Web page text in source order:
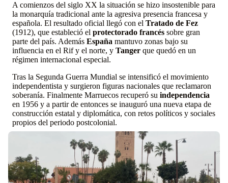
A comienzos del siglo XX la situación se hizo insostenible para
la monarquía tradicional ante la agresiva presencia francesa y
española. El resultado oficial llegó con el Tratado de Fez
(1912), que estableció el protectorado francés sobre gran
parte del país. Además España mantuvo zonas bajo su
influencia en el Rif y el norte, y Tanger que quedó en un
régimen internacional especial.
Tras la Segunda Guerra Mundial se intensificó el movimiento
independentista y surgieron figuras nacionales que reclamaron
soberanía. Finalmente Marruecos recuperó su independencia
en 1956 y a partir de entonces se inauguró una nueva etapa de
construcción estatal y diplomática, con retos políticos y sociales
propios del periodo postcolonial.